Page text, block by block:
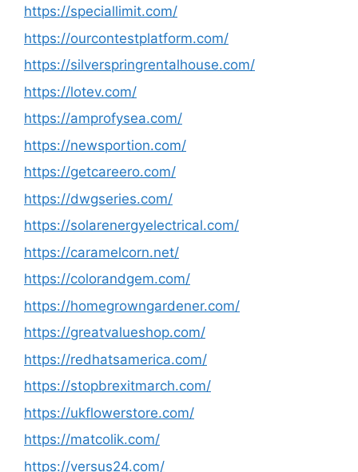
https://speciallimit.com/
https://ourcontestplatform.com/
https://silverspringrentalhouse.com/
https://lotev.com/
https://amprofysea.com/
https://newsportion.com/
https://getcareero.com/
https://dwgseries.com/
https://solarenergyelectrical.com/
https://caramelcorn.net/
https://colorandgem.com/
https://homegrowngardener.com/
https://greatvalueshop.com/
https://redhatsamerica.com/
https://stopbrexitmarch.com/
https://ukflowerstore.com/
https://matcolik.com/
https://versus24.com/